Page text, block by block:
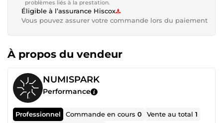
problèmes liés à la prestation.
Éligible à l’assurance Hiscox
Vous pouvez assurer votre commande lors du paiement
À propos du vendeur
NUMISPARK
Performance
Professionnel Commande en cours0 Vente au total1